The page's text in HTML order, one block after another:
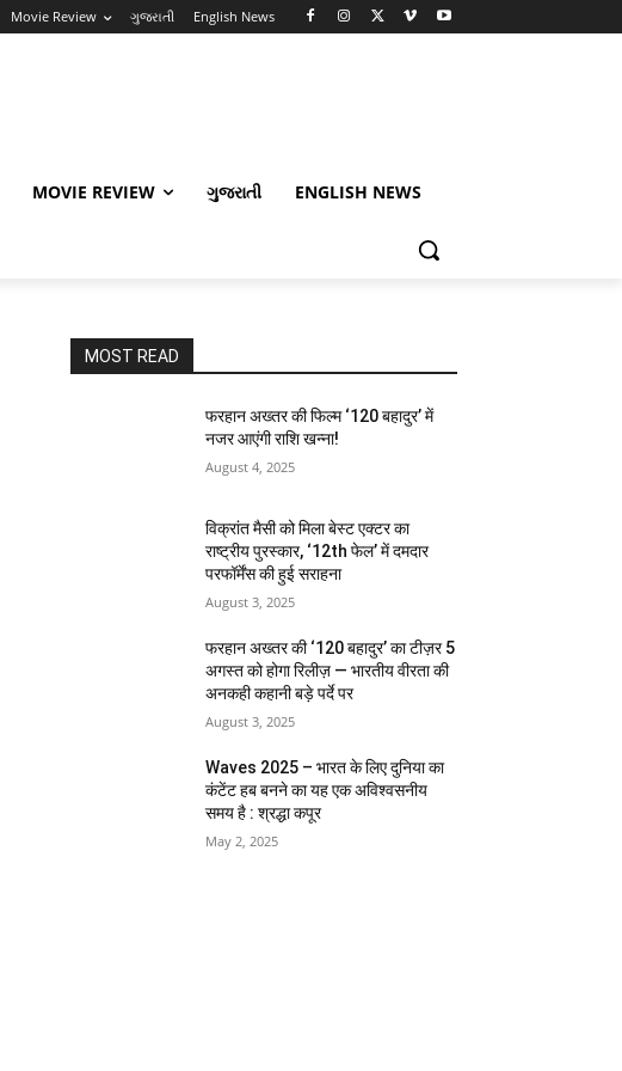
Movie Review ગુજરાતી English News
MOVIE REVIEW ગુજરાતી ENGLISH NEWS
MOST READ
फरहान अख्तर की फिल्म ‘120 बहादुर’ में
नजर आएंगी राशि खन्ना!
August 4, 2025
विक्रांत मैसी को मिला बेस्ट एक्टर का
राष्ट्रीय पुरस्कार, ‘12th फेल’ में दमदार
परफॉर्मेंस की हुई सराहना
August 3, 2025
फरहान अख्तर की ‘120 बहादुर’ का टीज़र 5
अगस्त को होगा रिलीज़ — भारतीय वीरता की
अनकही कहानी बड़े पर्दे पर
August 3, 2025
Waves 2025 – भारत के लिए दुनिया का
कंटेंट हब बनने का यह एक अविश्वसनीय
समय है : श्रद्धा कपूर
May 2, 2025